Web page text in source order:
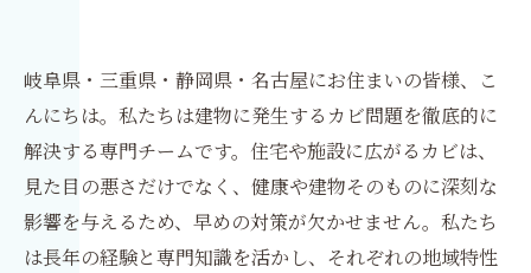
岐阜県・三重県・静岡県・名古屋にお住まいの皆様、こ
んにちは。私たちは建物に発生するカビ問題を徹底的に
解決する専門チームです。住宅や施設に広がるカビは、
見た目の悪さだけでなく、健康や建物そのものに深刻な
影響を与えるため、早めの対策が欠かせません。私たち
は長年の経験と専門知識を活かし、それぞれの地域特性